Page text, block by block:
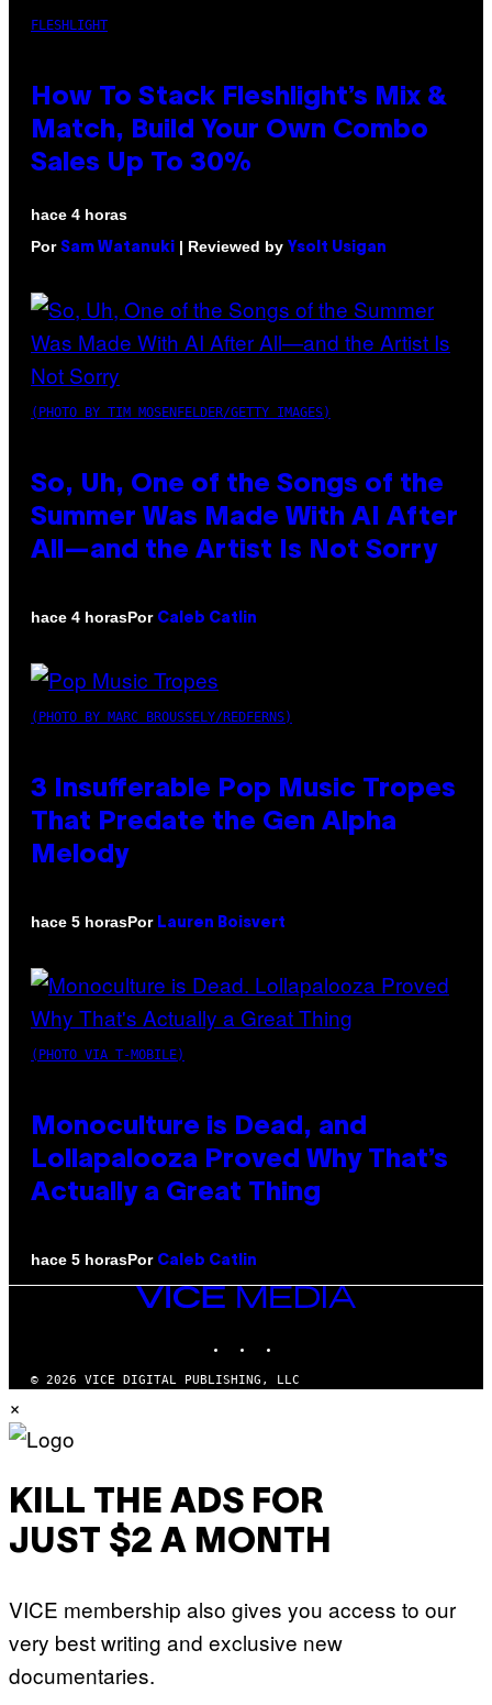
FLESHLIGHT
How To Stack Fleshlight’s Mix &
Match, Build Your Own Combo
Sales Up To 30%
hace 4 horas
Por Sam Watanuki | Reviewed by Ysolt Usigan
(PHOTO BY TIM MOSENFELDER/GETTY IMAGES)
So, Uh, One of the Songs of the
Summer Was Made With AI After
All—and the Artist Is Not Sorry
hace 4 horasPor Caleb Catlin
(PHOTO BY MARC BROUSSELY/REDFERNS)
3 Insufferable Pop Music Tropes
That Predate the Gen Alpha
Melody
hace 5 horasPor Lauren Boisvert
(PHOTO VIA T-MOBILE)
Monoculture is Dead, and
Lollapalooza Proved Why That’s
Actually a Great Thing
hace 5 horasPor Caleb Catlin
VICE
MEDIA
© 2026 VICE DIGITAL PUBLISHING, LLC
×
KILL THE ADS FOR
JUST $2 A MONTH
VICE membership also gives you access to our
very best writing and exclusive new
documentaries.